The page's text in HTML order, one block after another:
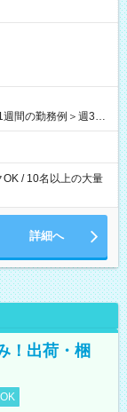
間の勤務例＞週3回
仕事
/ 10名以上の大量
詳細へ
！出荷・梱